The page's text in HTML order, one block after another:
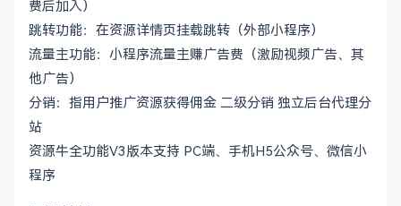
费后加入）
跳转功能：在资源详情页挂载跳转（外部小程序）
流量主功能：小程序流量主赚广告费（激励视频广告、其
他广告）
分销：指用户推广资源获得佣金 二级分销 独立后台代理分
站
资源牛全功能V3版本支持 PC端、手机H5公众号、微信小
程序